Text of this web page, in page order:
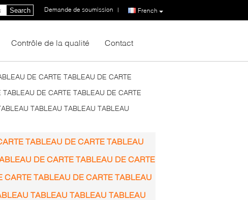
French
Demande de soumission |
Search
Contrôle de la qualité Contact
DE CARTE TABLEAU DE CARTE
DE CARTE TABLEAU DE CARTE
TABLEAU TABLEAU TABLEAU
TABLEAU DE CARTE TABLEAU
DE CARTE TABLEAU DE CARTE
TABLEAU DE CARTE TABLEAU
TABLEAU TABLEAU TABLEAU